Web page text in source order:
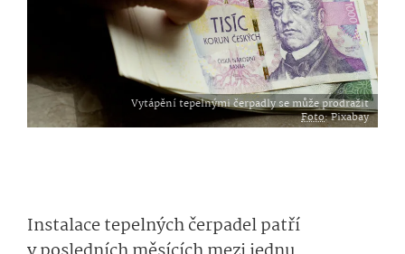
Vytápění tepelnými čerpadly se může prodražit
Foto: Pixabay
Instalace tepelných čerpadel patří